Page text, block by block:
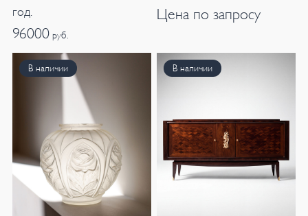
год.
96000 руб.
Цена по запросу
В наличии В наличии